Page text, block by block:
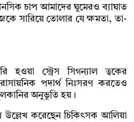
চাপ আমাদের ঘুমেরও ব্যাঘাত
সারিয়ে তোলার যে ক্ষমতা, তা-
স্ট্রেস সিগন্যাল ত্বকের
পদার্থ নিঃসরণ করতেও
অনুভূতি হয়।
করেছেন চিকিৎসক আলিয়া